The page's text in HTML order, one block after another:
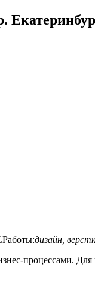
Работы:дизайн,
процессами. Для